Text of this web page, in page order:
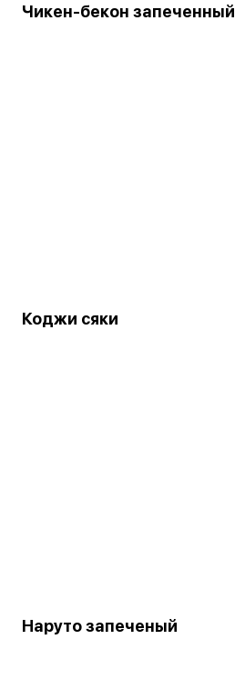
Чикен-бекон запеченный
Коджи сяки
Наруто запеченый